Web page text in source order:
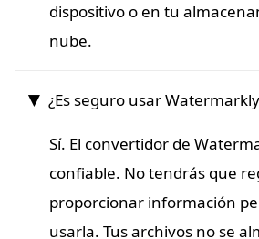
dispositivo o en tu
nube.
¿Es seguro usar
Sí. El convertidor de
confiable. No tendrás que
proporcionar información
usarla. Tus archivos no se